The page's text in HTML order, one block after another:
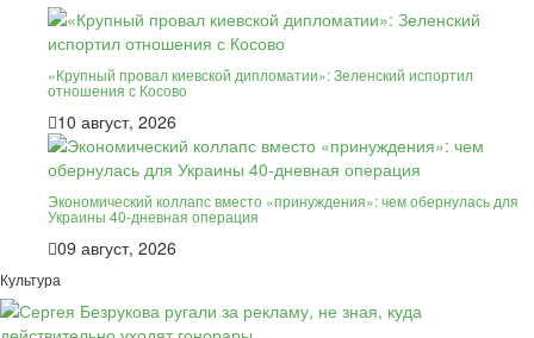
«Крупный провал киевской дипломатии»: Зеленский испортил
отношения с Косово
10 август, 2026
Экономический коллапс вместо «принуждения»: чем обернулась для
Украины 40-дневная операция
09 август, 2026
Культура